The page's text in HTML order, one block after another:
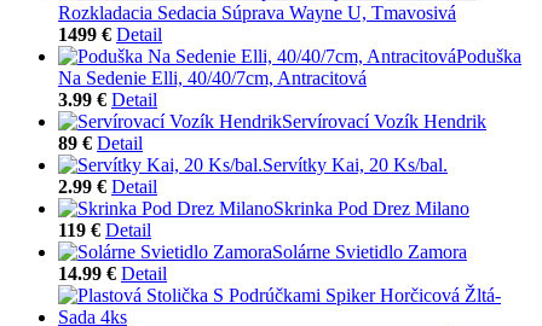
Rozkladacia Sedacia Súprava Wayne U, Tmavosivá
1499 € Detail
Poduška
Na Sedenie Elli, 40/40/7cm, Antracitová
3.99 € Detail
Servírovací Vozík Hendrik
89 € Detail
Servítky Kai, 20 Ks/bal.
2.99 € Detail
Skrinka Pod Drez Milano
119 € Detail
Solárne Svietidlo Zamora
14.99 € Detail